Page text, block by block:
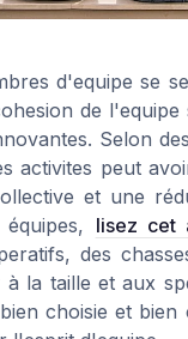
d'equipe se
de l'equipe
Selon
activites peut
et une
lisez cet
des
la taille et aux
choisie et bien